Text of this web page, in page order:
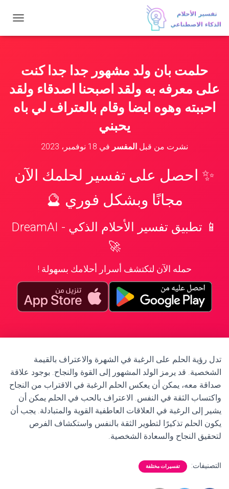
ب
ل
ت
ق
حلمت بان ولد مشهور جدا جدا كنت
على معرفه به ولقد اصبحنا اصدقاء ولقد
احببته وهوه ايضا وقام بالعتراف لي باه
يحبني
نشرت من قبل المفسر في 18 نوفمبر، 2023
✨ احصل على تفسير لحلمك الآن
مجانًا وبشكل فوري 🔮
📱 تطبيق تفسير الأحلام الذكي - DreamAI
🚀
حمله الآن لتكتشف أسرار أحلامك بسهولة !
تدل رؤية الحلم على الرغبة في الشهرة والاعتراف بالقيمة
الشخصية. قد يرمز الولد المشهور إلى القوة والنجاح. بوجود علاقة
صداقة معه، يمكن أن يعكس الحلم الرغبة في الاقتراب من النجاح
واكتساب الثقة في النفس. الاعتراف بالحب في الحلم يمكن أن
يشير إلى الرغبة في العلاقات العاطفية القوية والمتبادلة. يجب أن
يكون الحلم تذكيرًا لتطوير الثقة بالنفس واستكشاف الفرص
لتحقيق النجاح والسعادة الشخصية.
التصنيفات: تفسيرات مختلفة